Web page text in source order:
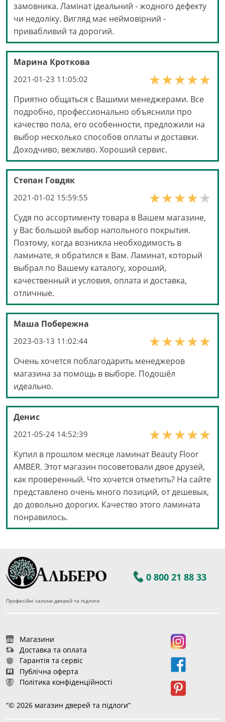
замовника. Ламінат ідеальний - жодного дефекту
чи недоліку. Вигляд має неймовірний -
привабливий та дорогий.
Марина Кроткова
2021-01-23 11:05:02
Приятно общаться с Вашими менеджерами. Все
подробно, профессионально объяснили про
качество пола, его особенности, предложили на
выбор несколько способов оплаты и доставки.
Доходчиво, вежливо. Хороший сервис.
Степан Говдяк
2021-01-02 15:59:55
Cудя по ассортименту товара в Вашем магазине,
у Вас большой выбор напольного покрытия.
Поэтому, когда возникла необходимость в
ламинате, я обратился к Вам. Ламинат, который
выбрал по Вашему каталогу, хороший,
качественный и условия, оплата и доставка,
отличные.
Маша Побережна
2023-03-13 11:02:44
Очень хочется поблагодарить менеджеров
магазина за помощь в выборе. Подошёл
идеально.
Денис
2021-05-24 14:52:39
Купил в прошлом месяце ламинат Beauty Floor
AMBER. Этот магазин посоветовали двое друзей,
как проверенный. Что хочется отметить? На сайте
представлено очень много позиций, от дешевых,
до довольно дорогих. Качество этого ламината
понравилось.
0 800 21 88 33
Професійні салони дверей та підлоги
Магазини
Доставка та оплата
Гарантія та сервіс
Публічна оферта
Політика конфіденційності
“© 2026 магазин дверей та підлоги”